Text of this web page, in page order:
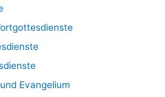
Evangelium